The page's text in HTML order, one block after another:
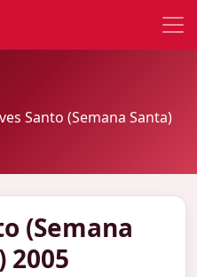
Santo (Semana Santa)
(Semana
2005